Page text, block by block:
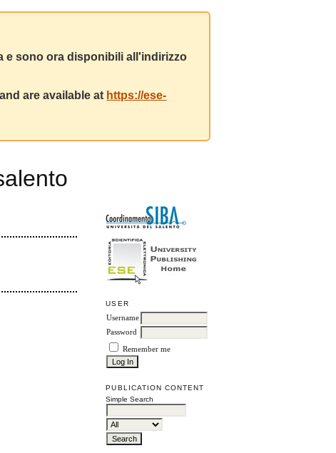
e sono ora disponibili all'indirizzo
are available at https://ese-
USER
Username
Password
Remember me
PUBLICATION CONTENT
Simple Search